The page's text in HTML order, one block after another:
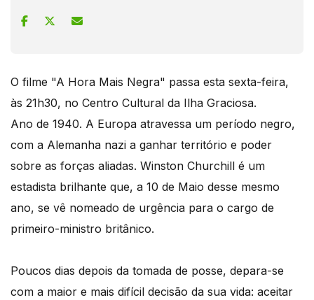
O filme "A Hora Mais Negra" passa esta sexta-feira,
às 21h30, no Centro Cultural da Ilha Graciosa.
Ano de 1940. A Europa atravessa um período negro,
com a Alemanha nazi a ganhar território e poder
sobre as forças aliadas. Winston Churchill é um
estadista brilhante que, a 10 de Maio desse mesmo
ano, se vê nomeado de urgência para o cargo de
primeiro-ministro britânico.
Poucos dias depois da tomada de posse, depara-se
com a maior e mais difícil decisão da sua vida: aceitar